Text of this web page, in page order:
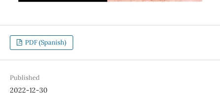
PDF (Spanish)
Published
2022-12-30